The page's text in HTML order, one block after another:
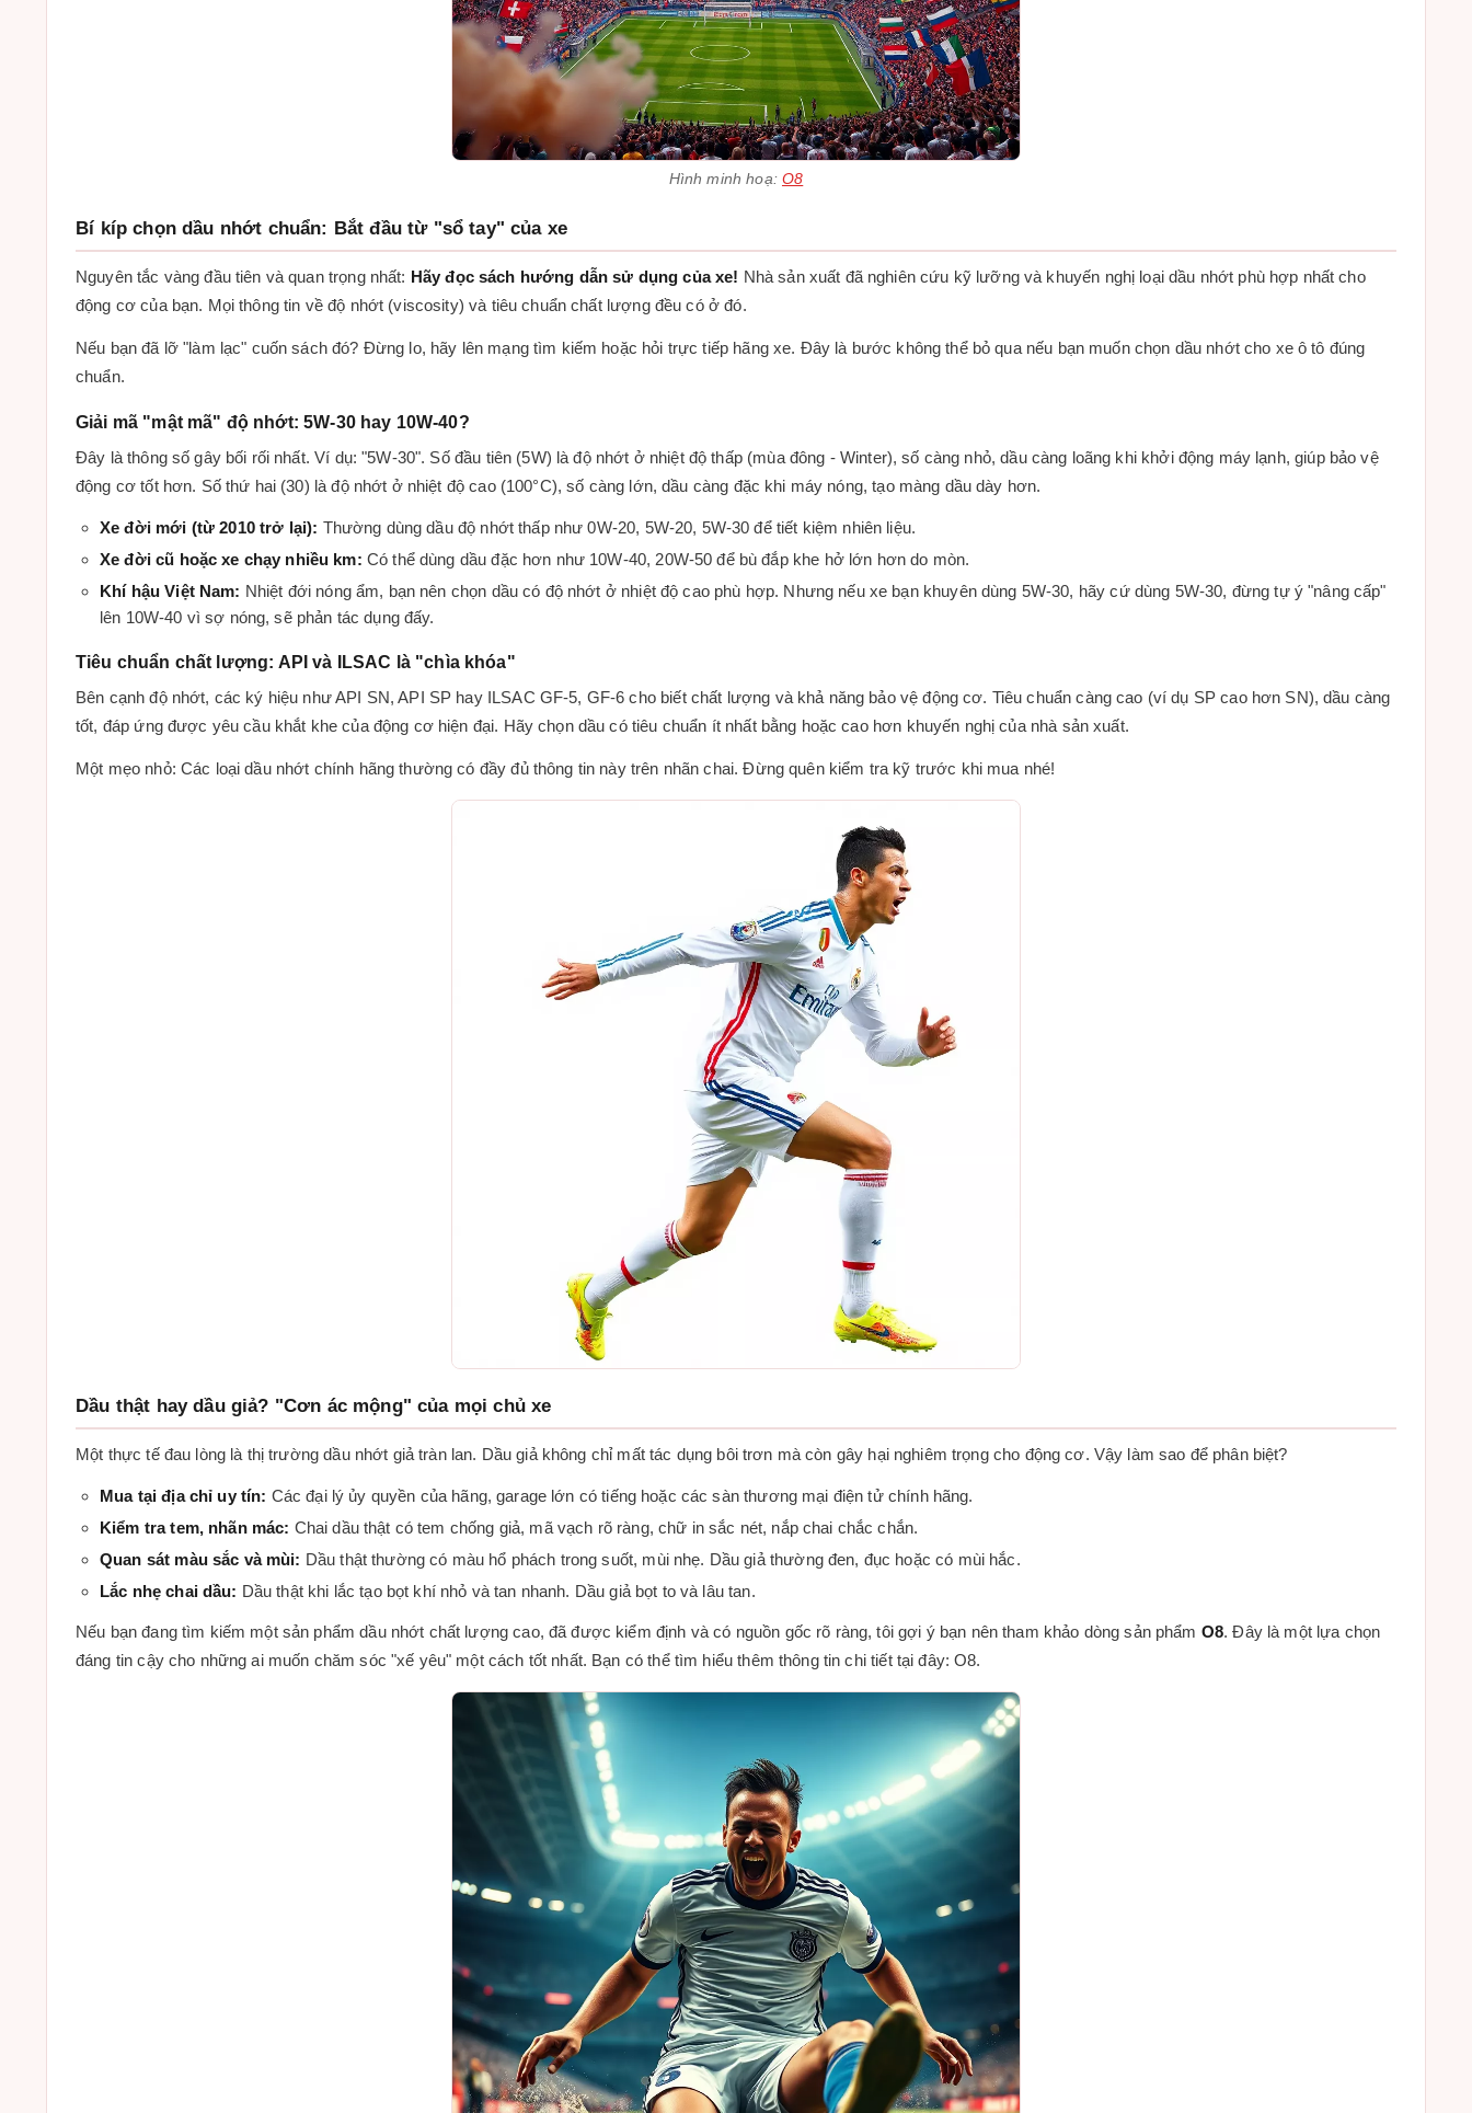
Hình minh hoạ: O8
Bí kíp chọn dầu nhớt chuẩn: Bắt đầu từ "sổ tay" của xe
Nguyên tắc vàng đầu tiên và quan trọng nhất: Hãy đọc sách hướng dẫn sử dụng của xe! Nhà sản xuất đã nghiên cứu kỹ lưỡng và khuyến nghị loại dầu nhớt phù hợp nhất cho
động cơ của bạn. Mọi thông tin về độ nhớt (viscosity) và tiêu chuẩn chất lượng đều có ở đó.
Nếu bạn đã lỡ "làm lạc" cuốn sách đó? Đừng lo, hãy lên mạng tìm kiếm hoặc hỏi trực tiếp hãng xe. Đây là bước không thể bỏ qua nếu bạn muốn chọn dầu nhớt cho xe ô tô đúng
chuẩn.
Giải mã "mật mã" độ nhớt: 5W-30 hay 10W-40?
Đây là thông số gây bối rối nhất. Ví dụ: "5W-30". Số đầu tiên (5W) là độ nhớt ở nhiệt độ thấp (mùa đông - Winter), số càng nhỏ, dầu càng loãng khi khởi động máy lạnh, giúp bảo vệ
động cơ tốt hơn. Số thứ hai (30) là độ nhớt ở nhiệt độ cao (100°C), số càng lớn, dầu càng đặc khi máy nóng, tạo màng dầu dày hơn.
Xe đời mới (từ 2010 trở lại): Thường dùng dầu độ nhớt thấp như 0W-20, 5W-20, 5W-30 để tiết kiệm nhiên liệu.
Xe đời cũ hoặc xe chạy nhiều km: Có thể dùng dầu đặc hơn như 10W-40, 20W-50 để bù đắp khe hở lớn hơn do mòn.
Khí hậu Việt Nam: Nhiệt đới nóng ẩm, bạn nên chọn dầu có độ nhớt ở nhiệt độ cao phù hợp. Nhưng nếu xe bạn khuyên dùng 5W-30, hãy cứ dùng 5W-30, đừng tự ý "nâng cấp"
lên 10W-40 vì sợ nóng, sẽ phản tác dụng đấy.
Tiêu chuẩn chất lượng: API và ILSAC là "chìa khóa"
Bên cạnh độ nhớt, các ký hiệu như API SN, API SP hay ILSAC GF-5, GF-6 cho biết chất lượng và khả năng bảo vệ động cơ. Tiêu chuẩn càng cao (ví dụ SP cao hơn SN), dầu càng
tốt, đáp ứng được yêu cầu khắt khe của động cơ hiện đại. Hãy chọn dầu có tiêu chuẩn ít nhất bằng hoặc cao hơn khuyến nghị của nhà sản xuất.
Một mẹo nhỏ: Các loại dầu nhớt chính hãng thường có đầy đủ thông tin này trên nhãn chai. Đừng quên kiểm tra kỹ trước khi mua nhé!
Dầu thật hay dầu giả? "Cơn ác mộng" của mọi chủ xe
Một thực tế đau lòng là thị trường dầu nhớt giả tràn lan. Dầu giả không chỉ mất tác dụng bôi trơn mà còn gây hại nghiêm trọng cho động cơ. Vậy làm sao để phân biệt?
Mua tại địa chỉ uy tín: Các đại lý ủy quyền của hãng, garage lớn có tiếng hoặc các sàn thương mại điện tử chính hãng.
Kiểm tra tem, nhãn mác: Chai dầu thật có tem chống giả, mã vạch rõ ràng, chữ in sắc nét, nắp chai chắc chắn.
Quan sát màu sắc và mùi: Dầu thật thường có màu hổ phách trong suốt, mùi nhẹ. Dầu giả thường đen, đục hoặc có mùi hắc.
Lắc nhẹ chai dầu: Dầu thật khi lắc tạo bọt khí nhỏ và tan nhanh. Dầu giả bọt to và lâu tan.
Nếu bạn đang tìm kiếm một sản phẩm dầu nhớt chất lượng cao, đã được kiểm định và có nguồn gốc rõ ràng, tôi gợi ý bạn nên tham khảo dòng sản phẩm O8. Đây là một lựa chọn
đáng tin cậy cho những ai muốn chăm sóc "xế yêu" một cách tốt nhất. Bạn có thể tìm hiểu thêm thông tin chi tiết tại đây: O8.